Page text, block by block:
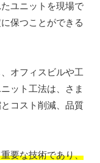
ユニットを現場で
保つことができる
オフィスビルや工
ット工法は、さま
コスト削減、品質
要な技術であり、